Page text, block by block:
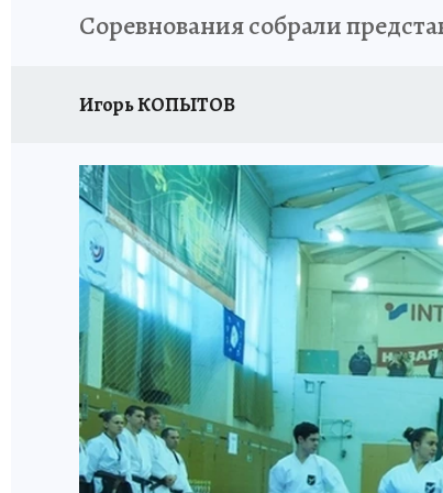
Соревнования собрали
Игорь КОПЫТОВ